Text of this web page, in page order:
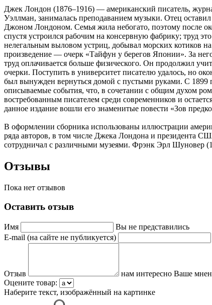
Джек Лондон (1876–1916) — американский писатель,
Уэллман, занималась преподаванием музыки. Отец
Джоном Лондоном. Семья жила небогато, поэтому после
спустя устроился рабочим на консервную фабрику; труд
нелегальным выловом устриц, добывал морских котиков
произведение — очерк «Тайфун у берегов Японии». За
труд оплачивается больше физического. Он продолжил
очерки. Поступить в университет писателю удалось, но
был вынужден вернуться домой с пустыми руками. С 1899
описываемые события, что, в сочетании с общим духом
востребованным писателем среди современников и
данное издание вошли его знаменитые повести «Зов
В оформлении сборника использованы иллюстрации
ряда авторов, в том числе Джека Лондона и президента
сотрудничал с различными музеями. Фрэнк Эрл Шуновер
Отзывы
Пока нет отзывов
Оставить отзыв
Имя
Вы не представились
E-mail (на сайте не публикуется)
Отзыв
нам интересно Ваше
Оцените товар:
Наберите текст, изображённый на картинке